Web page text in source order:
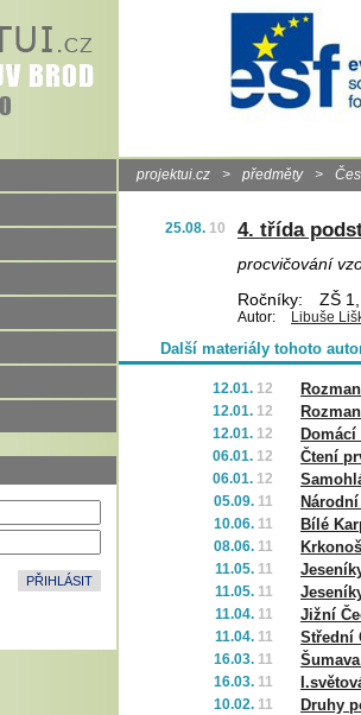
projektui.cz > předměty >
25.08. 10 4. třída
procvičování
Ročníky:
ZŠ
Autor: Libuše
Další materiály tohoto
12.01. 12
12.01. 12
12.01. 12
06.01. 12 Čtení
06.01. 12
05.09. 11
10.06. 11 Bílé
08.06. 11
11.05. 11
11.05. 11
11.04. 11 Jižní
11.04. 11 Střední
16.03. 11
16.03. 11
10.02. 11 Druhy